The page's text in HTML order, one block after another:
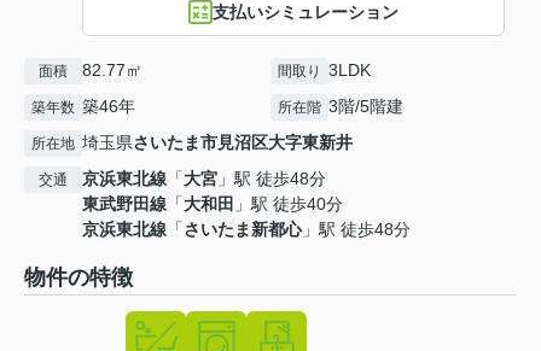
支払いシミュレーション
面積 82.77㎡ 間取り 3LDK
築年数 築46年 所在階 3階/5階建
所在地 埼玉県さいたま市見沼区大字東新井
交通 京浜東北線 「大宮 」駅 徒歩48分
東武野田線 「大和田 」駅 徒歩40分
京浜東北線 「さいたま新都心」駅 徒歩48分
物件の特徴